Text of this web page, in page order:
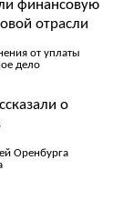
финансовую
отрасли
от уплаты
дело
о
Оренбурга